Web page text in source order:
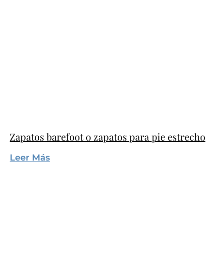
Zapatos barefoot o zapatos para pie estrecho
Leer Más